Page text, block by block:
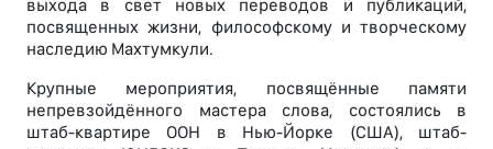
выхода в свет новых переводов и публикаций,
посвященных жизни, философскому и творческому
наследию Махтумкули.
Крупные мероприятия, посвящённые памяти
непревзойдённого мастера слова, состоялись в
штаб-квартире ООН в Нью-Йорке (США), штаб-